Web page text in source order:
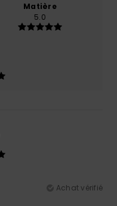
Matière
5.0
Achat vérifié